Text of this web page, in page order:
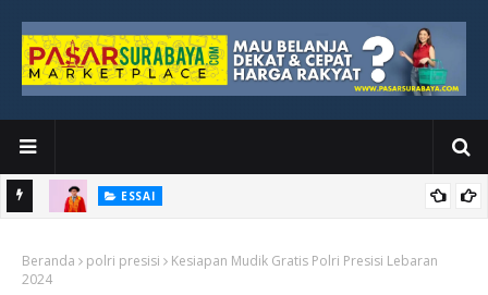
ESSAI
Tidak Berhenti di Panggung Wisuda
Beranda polri presisi
Kesiapan Mudik Gratis Polri Presisi Lebaran
2024